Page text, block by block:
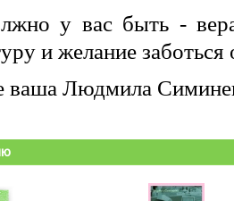
у вас быть -
и желание заботься
ваша Людмила